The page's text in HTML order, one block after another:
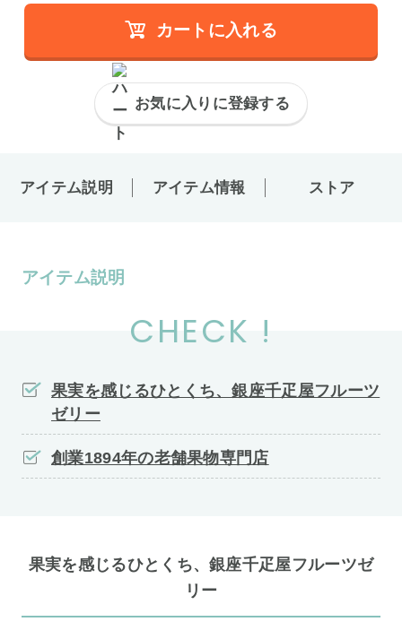
カートに入れる
お気に入りに登録する
アイテム説明 アイテム情報 ストア
アイテム説明
CHECK !
果実を感じるひとくち、銀座千疋屋フルーツ
ゼリー
創業1894年の老舗果物専門店
果実を感じるひとくち、銀座千疋屋フルーツゼ
リー